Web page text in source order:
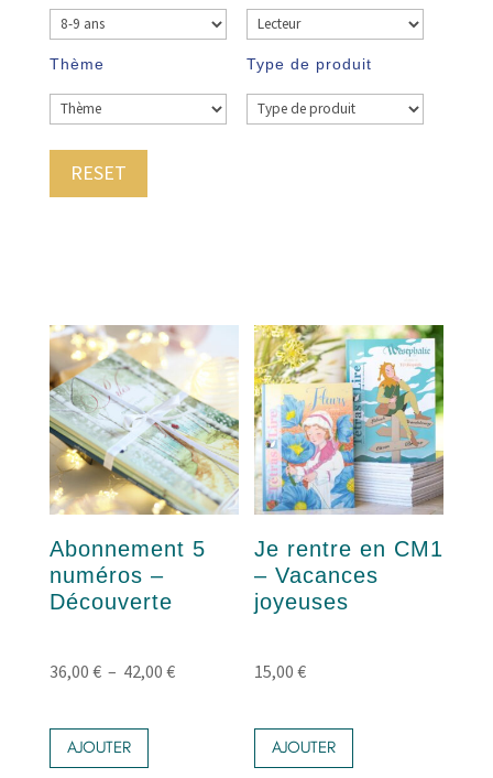
Thème Type de produit
RESET
Abonnement 5
numéros –
Découverte
36,00 € – 42,00 €Plage
AJOUTER
Je rentre en CM1
– Vacances
joyeuses
15,00€
AJOUTER